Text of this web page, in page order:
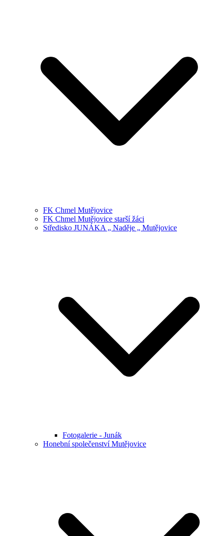
FK Chmel Mutějovice
FK Chmel Mutějovice starší žáci
Středisko JUNÁKA „ Naděje „ Mutějovice
Fotogalerie - Junák
Honební společenství Mutějovice